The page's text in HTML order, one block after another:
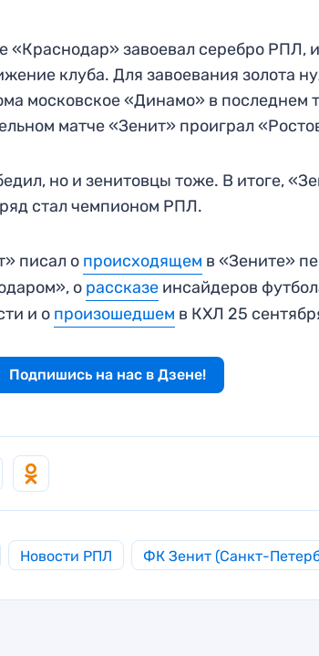
«Краснодар» завоевал серебро РПЛ,
клуба. Для завоевания золота
московское «Динамо» в последнем
матче «Зенит» проиграл
но и зенитовцы тоже. В итоге,
стал чемпионом РПЛ.
писал о происходящем в «Зените»
о рассказе инсайдеров
и о произошедшем в КХЛ 25
Подпишись на нас в Дзене!
Новости РПЛ ФК Зенит (Санкт-